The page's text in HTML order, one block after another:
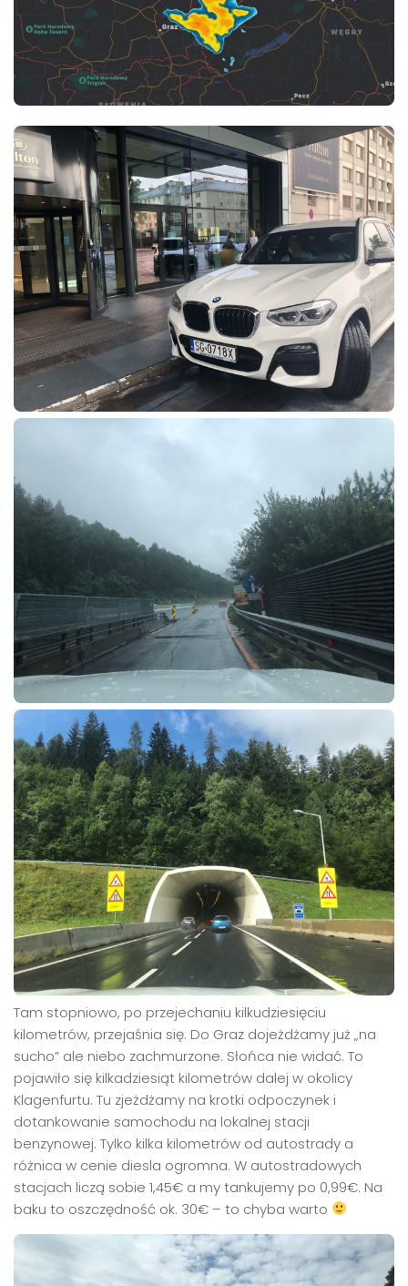
Tam stopniowo, po przejechaniu kilkudziesięciu
kilometrów, przejaśnia się. Do Graz dojeżdżamy już „na
sucho” ale niebo zachmurzone. Słońca nie widać. To
pojawiło się kilkadziesiąt kilometrów dalej w okolicy
Klagenfurtu. Tu zjeżdżamy na krotki odpoczynek i
dotankowanie samochodu na lokalnej stacji
benzynowej. Tylko kilka kilometrów od autostrady a
różnica w cenie diesla ogromna. W autostradowych
stacjach liczą sobie 1,45€ a my tankujemy po 0,99€. Na
baku to oszczędność ok. 30€ – to chyba warto